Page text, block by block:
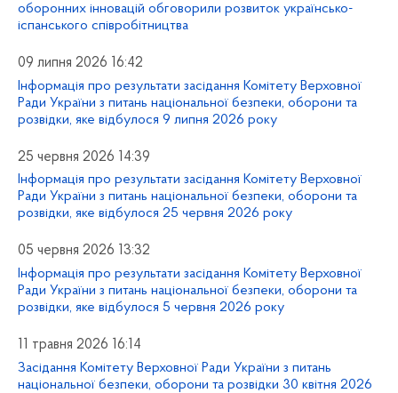
оборонних інновацій обговорили розвиток українсько-
іспанського співробітництва
09 липня 2026 16:42
Інформація про результати засідання Комітету Верховної
Ради України з питань національної безпеки, оборони та
розвідки, яке відбулося 9 липня 2026 року
25 червня 2026 14:39
Інформація про результати засідання Комітету Верховної
Ради України з питань національної безпеки, оборони та
розвідки, яке відбулося 25 червня 2026 року
05 червня 2026 13:32
Інформація про результати засідання Комітету Верховної
Ради України з питань національної безпеки, оборони та
розвідки, яке відбулося 5 червня 2026 року
11 травня 2026 16:14
Засідання Комітету Верховної Ради України з питань
національної безпеки, оборони та розвідки 30 квітня 2026